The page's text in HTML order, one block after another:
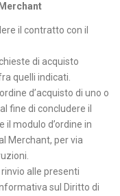
il contratto con il
di acquisto
quelli indicati.
d’acquisto di uno o
fine di concludere il
modulo d’ordine in
Merchant, per via
alle presenti
sul Diritto di